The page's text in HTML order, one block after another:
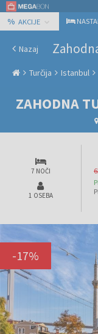
% AKCIJE
Nazaj
Turčija Istanbul
ZAHODNA
7 NOČI
1 OSEBA
-17%